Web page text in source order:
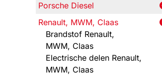
Porsche Diesel
Renault, MWM, Claas
Brandstof Renault,
MWM, Claas
Electrische delen Renault,
MWM, Claas